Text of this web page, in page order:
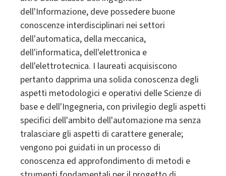
dell'Informazione, deve possedere buone
conoscenze interdisciplinari nei settori
dell'automatica, della meccanica,
dell'informatica, dell'elettronica e
dell'elettrotecnica. I laureati acquisiscono
pertanto dapprima una solida conoscenza degli
aspetti metodologici e operativi delle Scienze di
base e dell'Ingegneria, con privilegio degli aspetti
specifici dell'ambito dell'automazione ma senza
tralasciare gli aspetti di carattere generale;
vengono poi guidati in un processo di
conoscenza ed approfondimento di metodi e